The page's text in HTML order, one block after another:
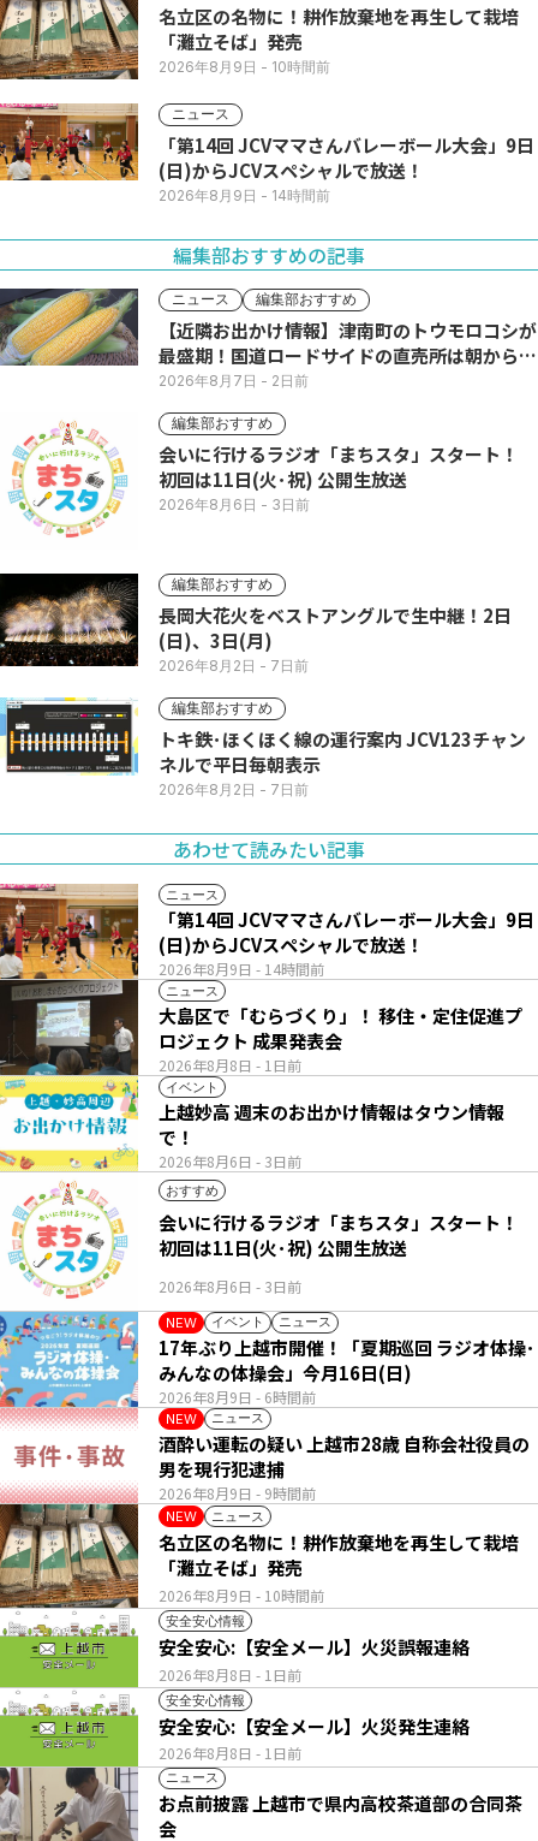
名立区の名物に！耕作放棄地を再生して栽培
「灘立そば」発売
2026年8月9日 - 10時間前
ニュース
「第14回 JCVママさんバレーボール大会」9日
(日)からJCVスペシャルで放送！
2026年8月9日 - 14時間前
編集部おすすめの記事
ニュース 編集部おすすめ
【近隣お出かけ情報】津南町のトウモロコシが
最盛期！国道ロードサイドの直売所は朝から長
い列
2026年8月7日 - 2日前
編集部おすすめ
会いに行けるラジオ「まちスタ」スタート！
初回は11日(火･祝) 公開生放送
2026年8月6日 - 3日前
編集部おすすめ
長岡大花火をベストアングルで生中継！2日
(日)、3日(月)
2026年8月2日 - 7日前
編集部おすすめ
トキ鉄･ほくほく線の運行案内 JCV123チャン
ネルで平日毎朝表示
2026年8月2日 - 7日前
あわせて読みたい記事
ニュース
2026年8月9日 - 14時間前
「第14回 JCVママさんバレーボール大会」9日
(日)からJCVスペシャルで放送！
ニュース
2026年8月8日 - 1日前
大島区で「むらづくり」！ 移住・定住促進プ
ロジェクト 成果発表会
イベント
2026年8月6日 - 3日前
上越妙高 週末のお出かけ情報はタウン情報
で！
おすすめ
2026年8月6日 - 3日前
会いに行けるラジオ「まちスタ」スタート！
初回は11日(火･祝) 公開生放送
NEW イベント ニュース
2026年8月9日 - 6時間前
17年ぶり上越市開催！「夏期巡回 ラジオ体操･
みんなの体操会」今月16日(日)
NEW ニュース
2026年8月9日 - 9時間前
酒酔い運転の疑い 上越市28歳 自称会社役員の
男を現行犯逮捕
NEW ニュース
2026年8月9日 - 10時間前
名立区の名物に！耕作放棄地を再生して栽培
「灘立そば」発売
安全安心情報
2026年8月8日 - 1日前
安全安心:【安全メール】火災誤報連絡
安全安心情報
2026年8月8日 - 1日前
安全安心:【安全メール】火災発生連絡
ニュース
お点前披露 上越市で県内高校茶道部の合同茶
会